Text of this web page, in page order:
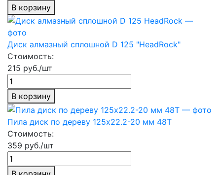
В корзину
Диск алмазный сплошной D 125 "HeadRock"
Стоимость:
215 руб./шт
В корзину
Пила диск по дереву 125х22.2-20 мм 48Т
Стоимость:
359 руб./шт